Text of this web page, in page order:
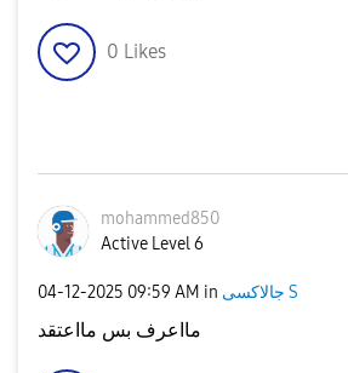
0 Likes
mohammed850
Active Level 6
‎04-12-2025 09:59 AM in جالاكسى S
مااعرف بس مااعتقد